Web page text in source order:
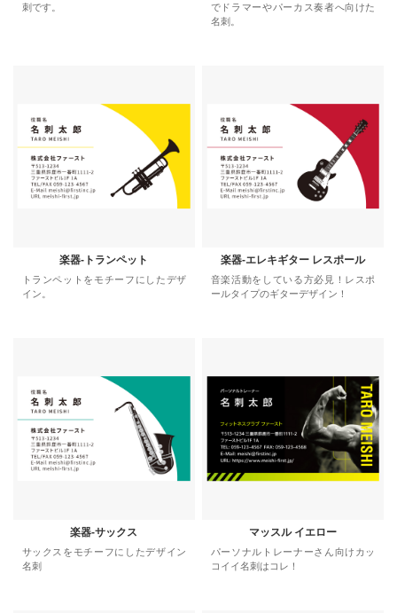
刺です。
でドラマーやパーカス奏者へ向けた
名刺。
楽器-トランペット
トランペットをモチーフにしたデザ
イン。
楽器-エレキギター レスポール
音楽活動をしている方必見！レスポ
ールタイプのギターデザイン！
楽器-サックス
サックスをモチーフにしたデザイン
名刺
マッスル イエロー
パーソナルトレーナーさん向けカッ
コイイ名刺はコレ！